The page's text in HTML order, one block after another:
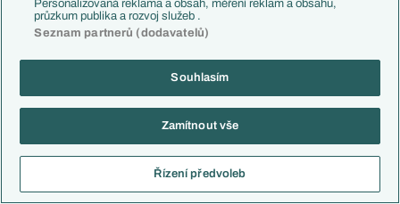
soupeře aktivním pressingem. Ztratíme li míč, okamžitě
napadáme a snažíme se jej vybojovat. Nečekáme na chyby
zápasech, ale nakonec se to povedlo a i v závěru nám síly stačí.
V útoku sem rád za Douvikase. ten má povedenou sezónu a
Jen teda ta jeho konzistence, kdy se trefí ve
velkých zápasů jít nemůžeme a chtělo by to hroťáka s čichem na
Personalizovaná reklama a obsah, měření reklam a obsahu,
průzkum publika a rozvoj služeb .
Seznam partnerů (dodavatelů)
Souhlasím
Zamítnout vše
Řízení předvoleb